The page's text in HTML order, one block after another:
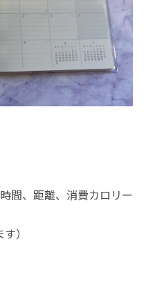
間、距離、消費カロリー
）